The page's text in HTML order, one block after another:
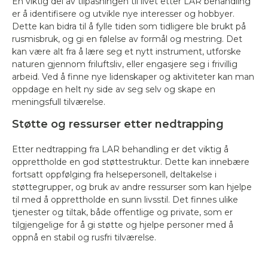
er å identifisere og utvikle nye interesser og hobbyer.
Dette kan bidra til å fylle tiden som tidligere ble brukt på
rusmisbruk, og gi en følelse av formål og mestring. Det
kan være alt fra å lære seg et nytt instrument, utforske
naturen gjennom friluftsliv, eller engasjere seg i frivillig
arbeid. Ved å finne nye lidenskaper og aktiviteter kan man
oppdage en helt ny side av seg selv og skape en
meningsfull tilværelse.
Støtte og ressurser etter nedtrapping
Etter nedtrapping fra LAR behandling er det viktig å
opprettholde en god støttestruktur. Dette kan innebære
fortsatt oppfølging fra helsepersonell, deltakelse i
støttegrupper, og bruk av andre ressurser som kan hjelpe
til med å opprettholde en sunn livsstil. Det finnes ulike
tjenester og tiltak, både offentlige og private, som er
tilgjengelige for å gi støtte og hjelpe personer med å
oppnå en stabil og rusfri tilværelse.